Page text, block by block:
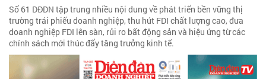
Số 61 DĐDN tập trung nhiều nội dung về phát triển bền vững thị
trường trái phiếu doanh nghiệp, thu hút FDI chất lượng cao, đưa
doanh nghiệp FDI lên sàn, rủi ro bất động sản và hiệu ứng từ các
chính sách mới thúc đẩy tăng trưởng kinh tế.